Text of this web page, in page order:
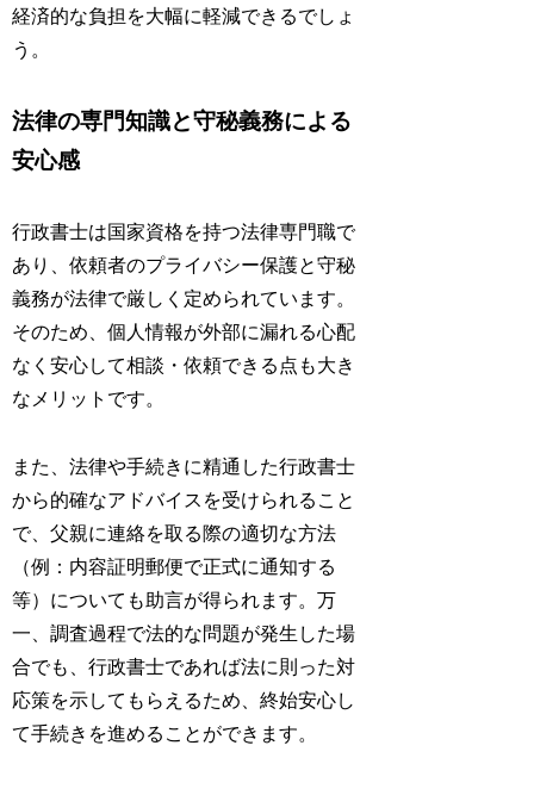
経済的な負担を大幅に軽減できるでしょ
う。
法律の専門知識と守秘義務による
安心感
行政書士は国家資格を持つ法律専門職で
あり、依頼者のプライバシー保護と守秘
義務が法律で厳しく定められています。
そのため、個人情報が外部に漏れる心配
なく安心して相談・依頼できる点も大き
なメリットです。
また、法律や手続きに精通した行政書士
から的確なアドバイスを受けられること
で、父親に連絡を取る際の適切な方法
（例：内容証明郵便で正式に通知する
等）についても助言が得られます。万
一、調査過程で法的な問題が発生した場
合でも、行政書士であれば法に則った対
応策を示してもらえるため、終始安心し
て手続きを進めることができます。